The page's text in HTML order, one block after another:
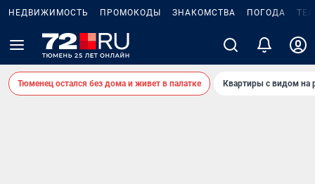
НЕДВИЖИМОСТЬ ПРОМОКОДЫ ЗНАКОМСТВА ПОГОДА
Тюменец остался без дома и живет в палатке Квартиры с видом на